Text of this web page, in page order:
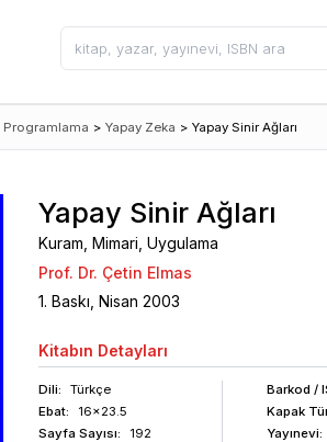
Programlama > Yapay Zeka > Yapay Sinir Ağları
Yapay Sinir Ağları
Kuram, Mimari, Uygulama
Prof. Dr. Çetin Elmas
1. Baskı, Nisan 2003
Kitabın Detayları
Dili:
Türkçe
Ebat:
16x23.5
Sayfa Sayısı: 192
Barkod /
Kapak
Yayınevi: